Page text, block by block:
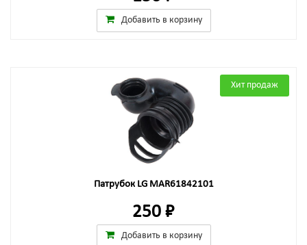
Добавить в корзину
Хит продаж
Патрубок LG MAR61842101
250 ₽
Добавить в корзину